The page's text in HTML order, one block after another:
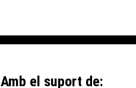
Amb el suport de: